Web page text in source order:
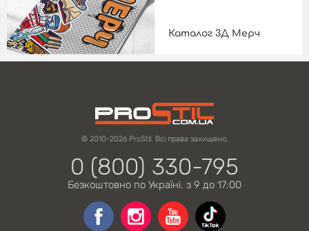
Каталог 3Д Мерч
© 2010-2026 ProStil. Всі права захищено.
0 (800) 330-795
Безкоштовно по Україні. з 9 до 17:00